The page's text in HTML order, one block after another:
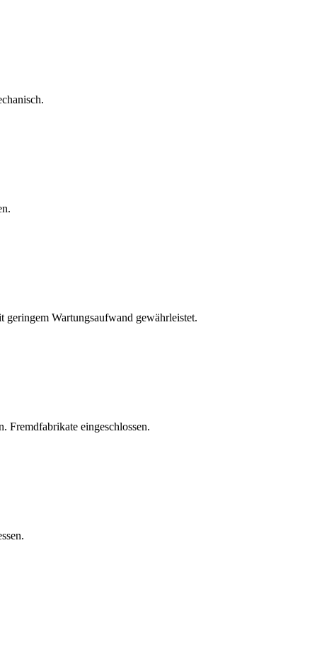
Wartungsaufwand gewährleistet.
Fremdfabrikate eingeschlossen.